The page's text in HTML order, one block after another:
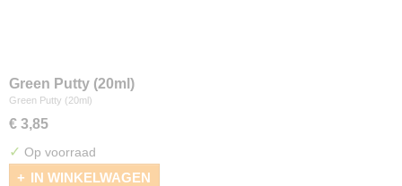
Green Putty (20ml)
Green Putty (20ml)
€ 3,85
✓ Op voorraad
IN WINKELWAGEN